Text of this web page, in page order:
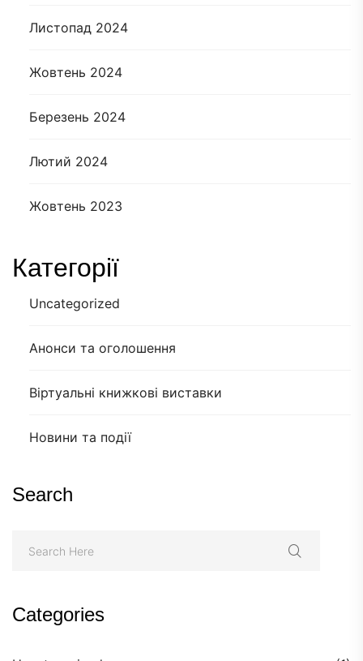
Листопад 2024
Жовтень 2024
Березень 2024
Лютий 2024
Жовтень 2023
Категорії
Uncategorized
Анонси та оголошення
Віртуальні книжкові виставки
Новини та події
Search
Categories